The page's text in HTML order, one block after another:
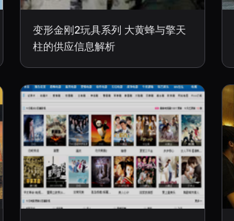
变形金刚2玩具系列 大黄蜂与擎天
柱的供应信息解析